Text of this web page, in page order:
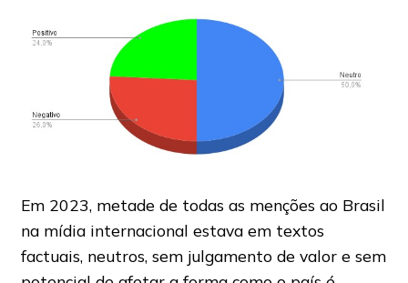
Em 2023, metade de todas as menções ao Brasil
na mídia internacional estava em textos
factuais, neutros, sem julgamento de valor e sem